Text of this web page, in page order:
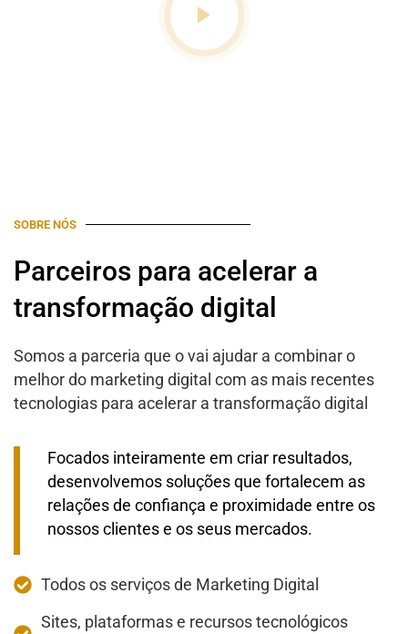
SOBRE NÓS
Parceiros para acelerar a
transformação digital
Somos a parceria que o vai ajudar a combinar o
melhor do marketing digital com as mais recentes
tecnologias para acelerar a transformação digital
Focados inteiramente em criar resultados,
desenvolvemos soluções que fortalecem as
relações de confiança e proximidade entre os
nossos clientes e os seus mercados.
Todos os serviços de Marketing Digital
Sites, plataformas e recursos tecnológicos